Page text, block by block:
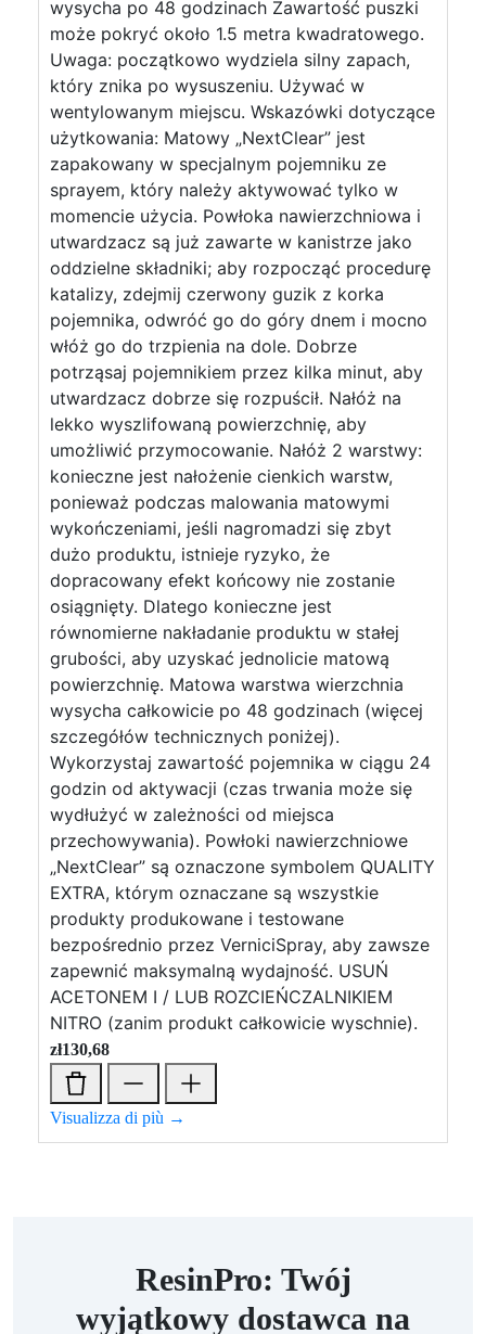
wysycha po 48 godzinach Zawartość puszki
może pokryć około 1.5 metra kwadratowego.
Uwaga: początkowo wydziela silny zapach,
który znika po wysuszeniu. Używać w
wentylowanym miejscu. Wskazówki dotyczące
użytkowania: Matowy „NextClear” jest
zapakowany w specjalnym pojemniku ze
sprayem, który należy aktywować tylko w
momencie użycia. Powłoka nawierzchniowa i
utwardzacz są już zawarte w kanistrze jako
oddzielne składniki; aby rozpocząć procedurę
katalizy, zdejmij czerwony guzik z korka
pojemnika, odwróć go do góry dnem i mocno
włóż go do trzpienia na dole. Dobrze
potrząsaj pojemnikiem przez kilka minut, aby
utwardzacz dobrze się rozpuścił. Nałóż na
lekko wyszlifowaną powierzchnię, aby
umożliwić przymocowanie. Nałóż 2 warstwy:
konieczne jest nałożenie cienkich warstw,
ponieważ podczas malowania matowymi
wykończeniami, jeśli nagromadzi się zbyt
dużo produktu, istnieje ryzyko, że
dopracowany efekt końcowy nie zostanie
osiągnięty. Dlatego konieczne jest
równomierne nakładanie produktu w stałej
grubości, aby uzyskać jednolicie matową
powierzchnię. Matowa warstwa wierzchnia
wysycha całkowicie po 48 godzinach (więcej
szczegółów technicznych poniżej).
Wykorzystaj zawartość pojemnika w ciągu 24
godzin od aktywacji (czas trwania może się
wydłużyć w zależności od miejsca
przechowywania). Powłoki nawierzchniowe
„NextClear” są oznaczone symbolem QUALITY
EXTRA, którym oznaczane są wszystkie
produkty produkowane i testowane
bezpośrednio przez VerniciSpray, aby zawsze
zapewnić maksymalną wydajność. USUŃ
ACETONEM I / LUB ROZCIEŃCZALNIKIEM
NITRO (zanim produkt całkowicie wyschnie).
zł130,68
Visualizza di più →
ResinPro: Twój
wyjątkowy dostawca na